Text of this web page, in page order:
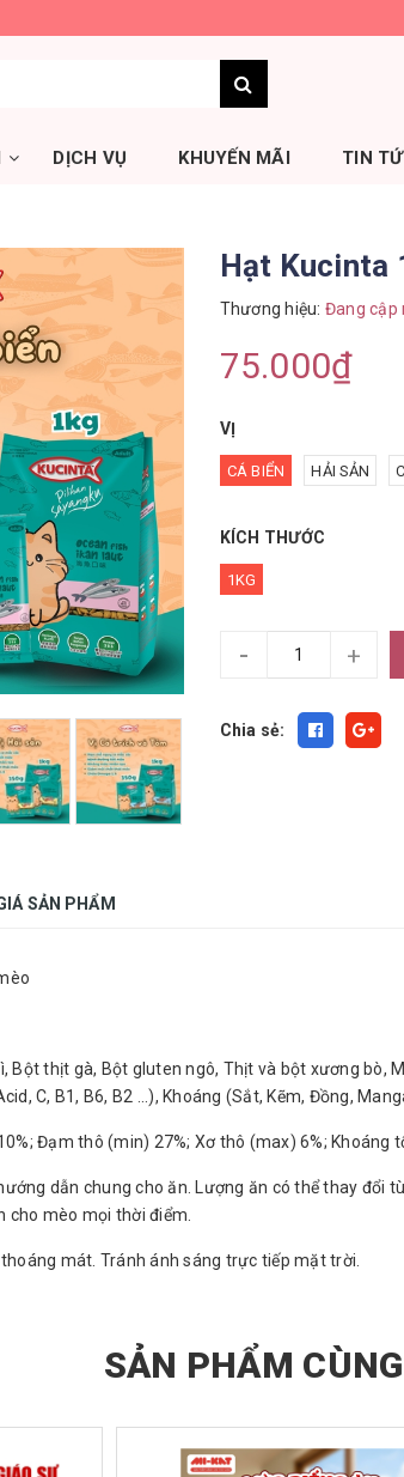
DỊCH VỤ KHUYẾN MÃI TIN
Hạt Kucinta
Thương hiệu: Đang cập
75.000₫
VỊ
CÁ BIỂN HẢI SẢN
KÍCH THƯỚC
1KG
- +
Chia sẻ:
SẢN PHẨM
Bột thịt gà, Bột gluten ngô, Thịt và bột xương bò,
C, B1, B6, B2 ...), Khoáng (Sắt, Kẽm, Đồng,
Đạm thô (min) 27%; Xơ thô (max) 6%; Khoáng
dẫn chung cho ăn. Lượng ăn có thể thay đổi
cho mèo mọi thời điểm.
mát. Tránh ánh sáng trực tiếp mặt trời.
SẢN PHẨM